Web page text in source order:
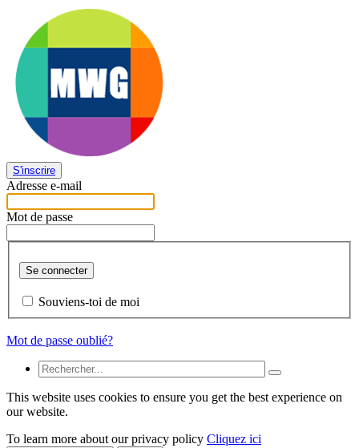
S'inscrire
Adresse e-mail
Mot de passe
Se connecter
Souviens-toi de moi
Mot de passe oublié?
This website uses cookies to ensure you get the best experience on
our website.
To learn more about our privacy policy Cliquez ici